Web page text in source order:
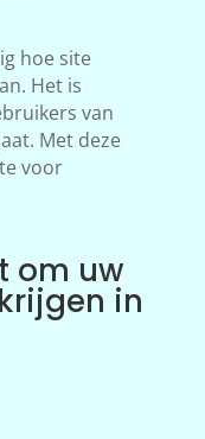
hoe site
Het is
van
Met deze
voor
om uw
in